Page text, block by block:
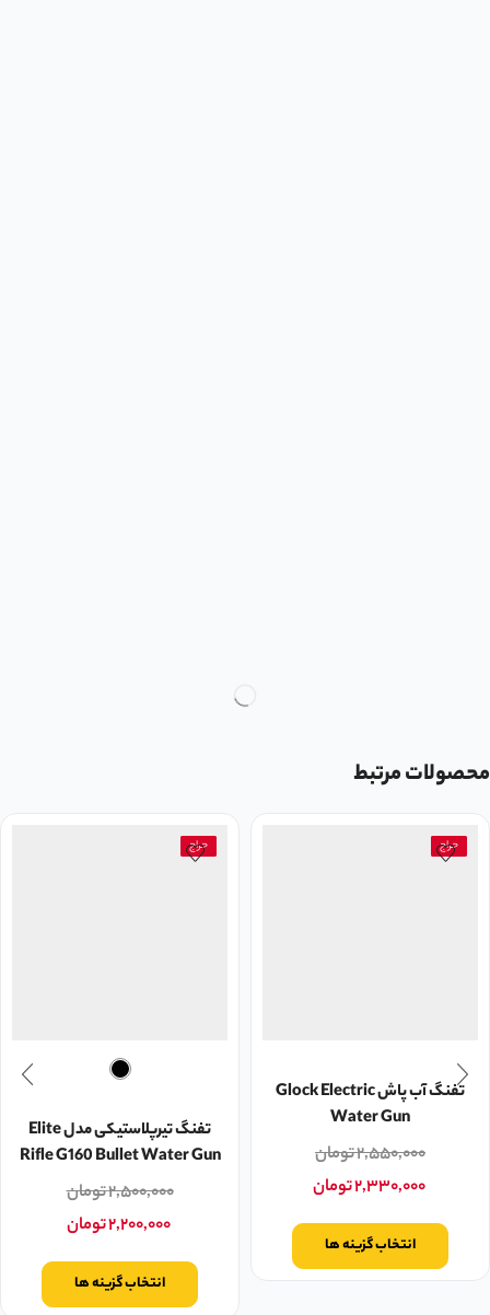
محصولات مرتبط
حراج
تفنگ آب پاش Glock Electric
Water Gun
۲,۵۵۰,۰۰۰تومان
۲,۳۳۰,۰۰۰تومان
انتخاب گزینه ها
حراج
تفنگ تیرپلاستیکی مدل Elite
Rifle G160 Bullet Water Gun
۲,۵۰۰,۰۰۰تومان
۲,۲۰۰,۰۰۰تومان
انتخاب گزینه ها